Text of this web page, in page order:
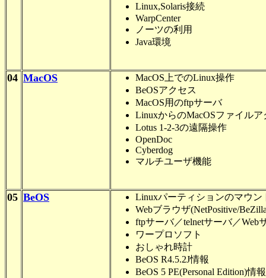
Linux,Solaris接続
WarpCenter
ノーツの利用
Java環境
04 MacOS
MacOS上でのLinux操作
BeOSアクセス
MacOS用のftpサーバ
LinuxからのMacOSファイルア
Lotus 1-2-3の遠隔操作
OpenDoc
Cyberdog
マルチユーザ機能
05 BeOS
Linuxパーティションのマウン
Webブラウザ(NetPositive/
ftpサーバ／telnetサーバ／Web
ワープロソフト
おしゃれ時計
BeOS R4.5.2J情報
BeOS 5 PE(Personal Edition)情報